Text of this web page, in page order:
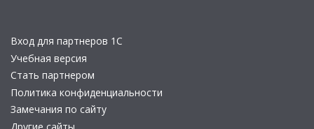
Вход для партнеров 1С
Учебная версия
Стать партнером
Политика конфиденциальности
Замечания по сайту